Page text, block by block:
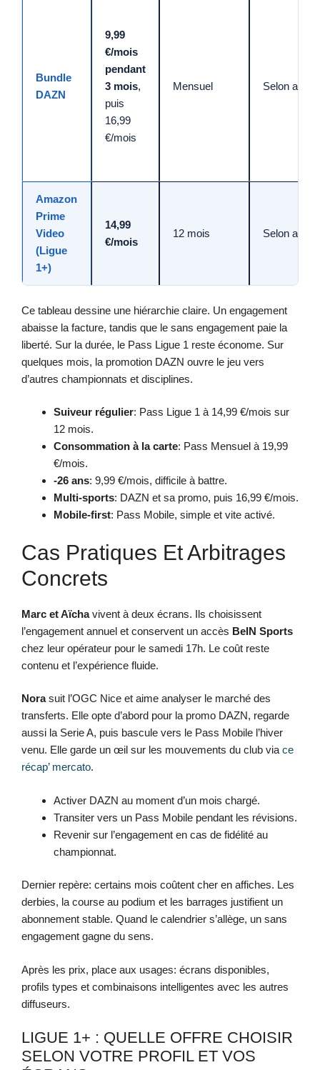
Bundle
DAZN
9,99
€/mois
pendant
3 mois,
puis
16,99
€/mois
Mensuel Selon app
Amazon
Prime
Video
(Ligue
1+)
14,99
€/mois
12 mois Selon app
Ce tableau dessine une hiérarchie claire. Un engagement
abaisse la facture, tandis que le sans engagement paie la
liberté. Sur la durée, le Pass Ligue 1 reste économe. Sur
quelques mois, la promotion DAZN ouvre le jeu vers
d’autres championnats et disciplines.
Suiveur régulier: Pass Ligue 1 à 14,99 €/mois sur
12 mois.
Consommation à la carte: Pass Mensuel à 19,99
€/mois.
-26 ans: 9,99 €/mois, difficile à battre.
Multi-sports: DAZN et sa promo, puis 16,99 €/mois.
Mobile-first: Pass Mobile, simple et vite activé.
Cas Pratiques Et Arbitrages
Concrets
Marc et Aïchavivent à deux écrans. Ils choisissent
l’engagement annuel et conservent un accès BeIN Sports
chez leur opérateur pour le samedi 17h. Le coût reste
contenu et l’expérience fluide.
Norasuit l’OGC Nice et aime analyser le marché des
transferts. Elle opte d’abord pour la promo DAZN, regarde
aussi la Serie A, puis bascule vers le Pass Mobile l’hiver
venu. Elle garde un œil sur les mouvements du club via ce
récap’ mercato.
Activer DAZN au moment d’un mois chargé.
Transiter vers un Pass Mobile pendant les révisions.
Revenir sur l’engagement en cas de fidélité au
championnat.
Dernier repère: certains mois coûtent cher en affiches. Les
derbies, la course au podium et les barrages justifient un
abonnement stable. Quand le calendrier s’allège, un sans
engagement gagne du sens.
Après les prix, place aux usages: écrans disponibles,
profils types et combinaisons intelligentes avec les autres
diffuseurs.
LIGUE 1+ : QUELLE OFFRE CHOISIR
SELON VOTRE PROFIL ET VOS